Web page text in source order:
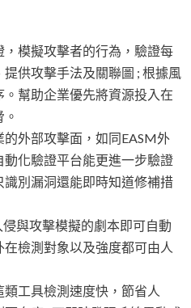
模擬攻擊者的行為，驗證每
供攻擊手法及關聯圖 ; 根據風
幫助企業優先將資源投入在
外部攻擊面，如同EASM外
化驗證平台能更進一步驗證
別漏洞還能即時知道修補措
與攻擊模擬的劇本即可自動
檢測對象以及強度都可由人
工具檢測速度快，節省人